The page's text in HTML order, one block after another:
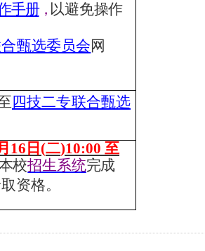
手册， 以避免操作
甄选委员会网
四技二专联合甄选
16 日 (二)10:00 至
校招生系统完成
资格。